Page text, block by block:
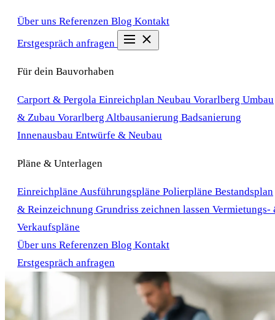
Über uns Referenzen Blog Kontakt
Erstgespräch anfragen
Für dein Bauvorhaben
Carport & Pergola Einreichplan Neubau Vorarlberg Umbau
& Zubau Vorarlberg Altbausanierung Badsanierung
Innenausbau Entwürfe & Neubau
Pläne & Unterlagen
Einreichpläne Ausführungspläne Polierpläne Bestandsplan
& Reinzeichnung Grundriss zeichnen lassen Vermietungs-
Verkaufspläne
Über uns Referenzen Blog Kontakt
Erstgespräch anfragen